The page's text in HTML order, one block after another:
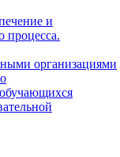
и
процесса.
организациями